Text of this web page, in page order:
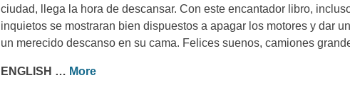
ciudad, llega la hora de descansar. Con este encantador libro,
inquietos se mostraran bien dispuestos a apagar los motores y dar
un merecido descanso en su cama. Felices suenos, camiones
ENGLISH … More